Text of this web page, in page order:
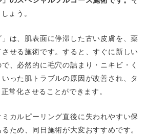
ょう。
」は、肌表面に停滞した古い皮膚を、薬
せる施術です。すると、すぐに新しい
、必然的に毛穴の詰まり・ニキビ・く
った肌トラブルの原因が改善され、タ
常化させることができます。
ミカルピーリング直後に失われやすい保
ため、同日施術が大変おすすめです。